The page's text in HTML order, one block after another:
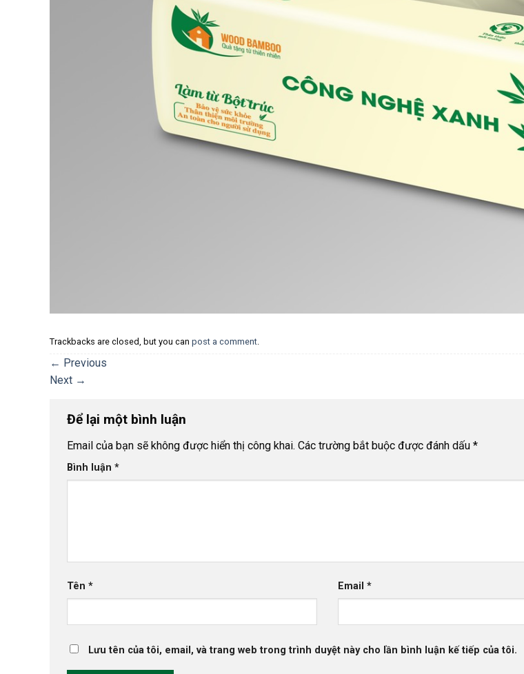
Trackbacks are closed, but you can post a comment
← Previous
Next →
Để lại một bình luận
Email của bạn sẽ không được hiển thị công khai. Các trường bắt buộc được đánh dấu *
Bình luận *
Tên * Email*
Lưu tên của tôi, email, và trang web trong trình duyệt này cho lần bình luận kế tiếp của tôi.